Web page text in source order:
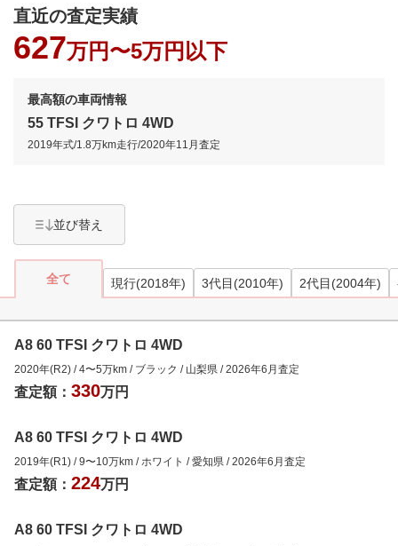
直近の査定実績
627万円〜5万円以下
最高額の車両情報
55 TFSI クワトロ 4WD
2019年式/1.8万km走行/2020年11月査定
並び替え
全て 現行(2018年) 3代目(2010年) 2代目(2004年)
A8 60 TFSI クワトロ 4WD
2020年(R2) /4〜5万km / ブラック / 山梨県 /2026年6月査定
査定額： 330万円
A8 60 TFSI クワトロ 4WD
2019年(R1) /9〜10万km / ホワイト /愛知県 /2026年6月査定
査定額： 224万円
A8 60 TFSI クワトロ 4WD